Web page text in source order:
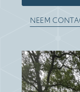
NEEM